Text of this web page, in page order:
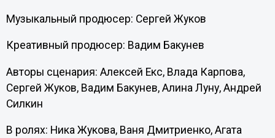
Музыкальный продюсер: Сергей Жуков
Креативный продюсер: Вадим Бакунев
Авторы сценария: Алексей Екс, Влада Карпова,
Сергей Жуков, Вадим Бакунев, Алина Луну, Андрей
Силкин
В ролях: Ника Жукова, Ваня Дмитриенко, Агата